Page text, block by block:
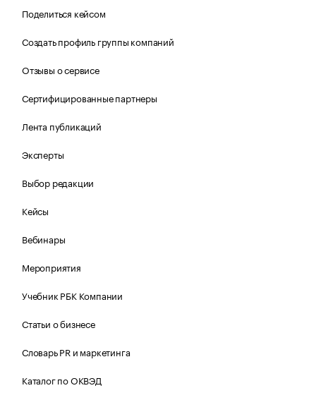
Поделиться кейсом
Создать профиль группы компаний
Отзывы о сервисе
Сертифицированные партнеры
Лента публикаций
Эксперты
Выбор редакции
Кейсы
Вебинары
Мероприятия
Учебник РБК Компании
Статьи о бизнесе
Словарь PR и маркетинга
Каталог по ОКВЭД